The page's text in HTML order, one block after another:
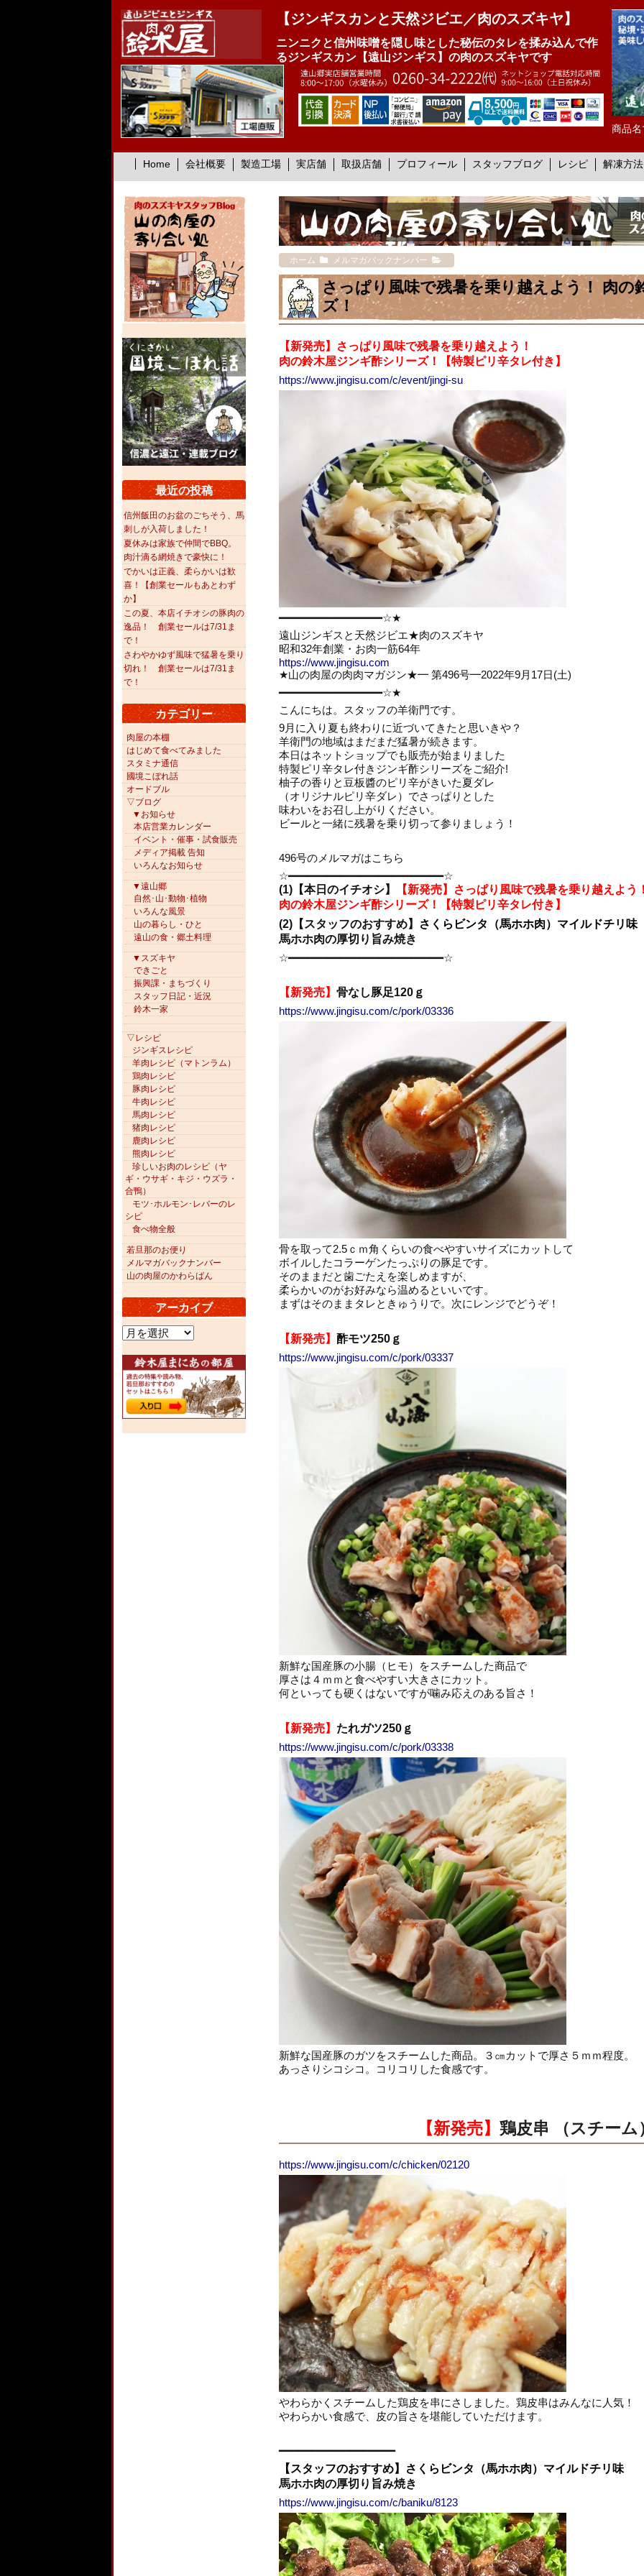
【ジンギスカンと天然ジビエ／肉のスズキヤ】
ニンニクと信州味噌を隠し味とした秘伝のタレを揉み込んで作
るジンギスカン【遠山ジンギス】の肉のスズキヤです
商品
Home 会社概要 製造工場 実店舗 取扱店舗 プロフィール スタッフブログ レシピ 解凍方法
ホーム メルマガバックナンバー
さっぱり風味で残暑を乗り越えよう！ 肉の
ズ！
【新発売】さっぱり風味で残暑を乗り越えよう！
肉の鈴木屋ジンギ酢シリーズ！【特製ピリ辛タレ付き】
https://www.jingisu.com/c/event/jingi-su
━━━━━━━━━━━━━━━━☆★
遠山ジンギスと天然ジビエ★肉のスズキヤ
昭和32年創業・お肉一筋64年
https://www.jingisu.com
★山の肉屋の肉肉マガジン★━ 第496号━2022年9月17日(土)
━━━━━━━━━━━━━━━━☆★
こんにちは。スタッフの羊衛門です。
9月に入り夏も終わりに近づいてきたと思いきや？
羊衛門の地域はまだまだ猛暑が続きます。
本日はネットショップでも販売が始まりました
特製ピリ辛タレ付きジンギ酢シリーズをご紹介!
柚子の香りと豆板醬のピリ辛がきいた夏ダレ
（オリジナルピリ辛ダレ）でさっぱりとした
味わいをお召し上がりください。
ビールと一緒に残暑を乗り切って参りましょう！
496号のメルマガはこちら
☆━━━━━━━━━━━━━━━━━━━━━━━━☆
(1)【本日のイチオシ】
【新発売】さっぱり風味で残暑を乗り越えよう
肉の鈴木屋ジンギ酢シリーズ！【特製ピリ辛タレ付き】
(2)【スタッフのおすすめ】
さくらビンタ（馬ホホ肉）マイルドチリ味
馬ホホ肉の厚切り旨み焼き
☆━━━━━━━━━━━━━━━━━━━━━━━━☆
【新発売】 骨なし豚足120ｇ
https://www.jingisu.com/c/pork/03336
骨を取って2.5ｃｍ角くらいの食べやすいサイズにカットして
ボイルしたコラーゲンたっぷりの豚足です。
そのままだと歯ごたえを楽しめますが、
柔らかいのがお好みなら温めるといいです。
まずはそのままタレときゅうりで。次にレンジでどうぞ！
【新発売】 酢モツ250ｇ
https://www.jingisu.com/c/pork/03337
新鮮な国産豚の小腸（ヒモ）をスチームした商品で
厚さは４ｍｍと食べやすい大きさにカット。
何といっても硬くはないですが噛み応えのある旨さ！
【新発売】 たれガツ250ｇ
https://www.jingisu.com/c/pork/03338
新鮮な国産豚のガツをスチームした商品。３㎝カットで厚さ５ｍｍ程度。
あっさりシコシコ。コリコリした食感です。
【新発売】鶏皮串 （スチーム
https://www.jingisu.com/c/chicken/02120
やわらかくスチームした鶏皮を串にさしました。鶏皮串はみんなに人気！
やわらかい食感で、皮の旨さを堪能していただけます。
━━━━━━━━━━━━━━━━━━
【スタッフのおすすめ】さくらビンタ（馬ホホ肉）マイルドチリ味
馬ホホ肉の厚切り旨み焼き
https://www.jingisu.com/c/baniku/8123
最近の投稿
信州飯田のお盆のごちそう、馬
刺しが入荷しました！
夏休みは家族で仲間でBBQ。
肉汁滴る網焼きで豪快に！
でかいは正義、柔らかいは歓
喜！【創業セールもあとわず
か】
この夏、本店イチオシの豚肉の
逸品！ 創業セールは7/31ま
で！
さわやかゆず風味で猛暑を乗り
切れ！ 創業セールは7/31ま
で！
カテゴリー
肉屋の本棚
はじめて食べてみました
スタミナ通信
國境こぼれ話
オードブル
▽ブログ
▼お知らせ
本店営業カレンダー
イベント・催事・試食販売
メディア掲載 告知
いろんなお知らせ
▼遠山郷
自然･山･動物･植物
いろんな風景
山の暮らし・ひと
遠山の食・郷土料理
▼スズキヤ
できごと
振興課・まちづくり
スタッフ日記・近況
鈴木一家
▽レシピ
ジンギスレシピ
羊肉レシピ（マトンラム）
鶏肉レシピ
豚肉レシピ
牛肉レシピ
馬肉レシピ
猪肉レシピ
鹿肉レシピ
熊肉レシピ
珍しいお肉のレシピ（ヤ
ギ・ウサギ・キジ・ウズラ・
合鴨）
モツ･ホルモン･レバーのレ
シピ
食べ物全般
若旦那のお便り
メルマガバックナンバー
山の肉屋のかわらばん
アーカイブ
ア
ー
カ
イ
ブ